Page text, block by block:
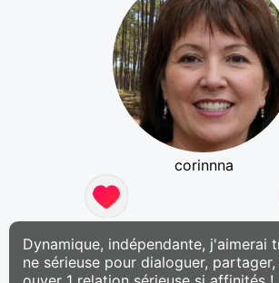
corinnna
Dynamique, indépendante, j'aimerai
ne sérieuse pour dialoguer,